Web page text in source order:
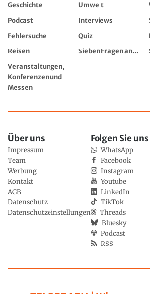
Geschichte Umwelt
Podcast
Interviews
Fehlersuche
Quiz
Reisen
Sieben Fragen an...
Veranstaltungen,
Konferenzen und
Messen
Über uns
Impressum
Team
Werbung
Kontakt
AGB
Datenschutz
Datenschutzeinstellungen
Folgen Sie uns
WhatsApp
Facebook
Instagram
Youtube
LinkedIn
TikTok
Threads
Bluesky
Podcast
RSS